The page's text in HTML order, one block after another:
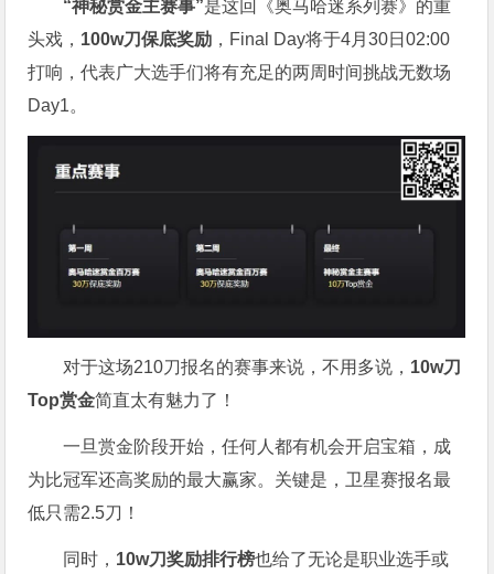
“神秘赏金主赛事”是这回《奥马哈迷系列赛》的重
头戏， 100w刀保底奖励 ，Final Day将于4月30日02:00
打响，代表广大选手们将有充足的两周时间挑战无数场
Day1。
对于这场210刀报名的赛事来说，不用多说， 10w刀
Top赏金简直太有魅力了！
一旦赏金阶段开始，任何人都有机会开启宝箱，成
为比冠军还高奖励的最大赢家。关键是，卫星赛报名最
低只需2.5刀！
同时， 10w刀奖励排行榜也给了无论是职业选手或